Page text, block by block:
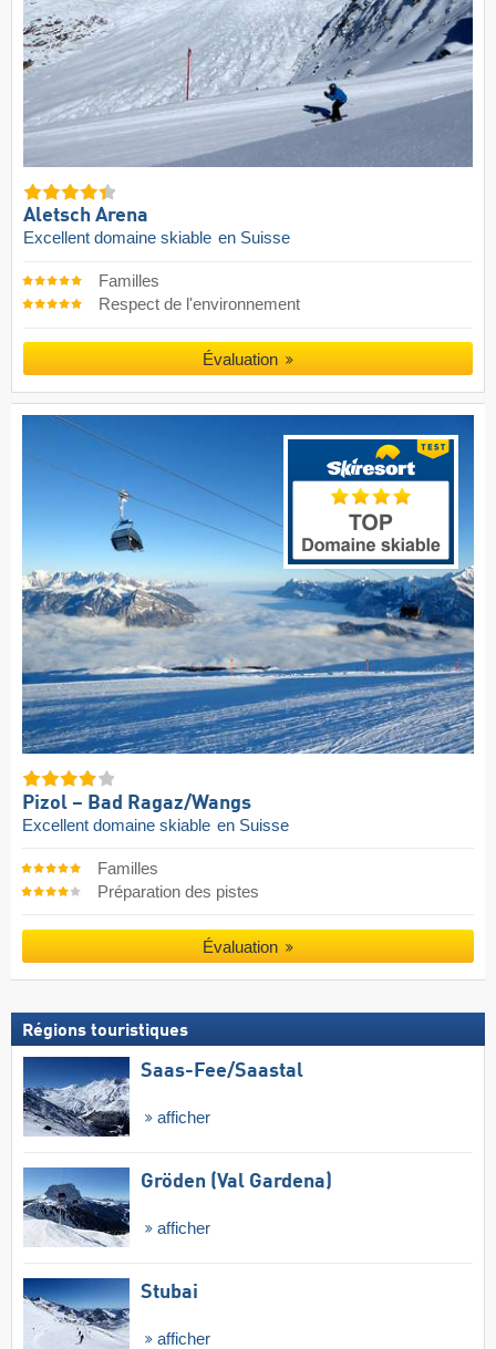
Aletsch Arena
Excellent domaine skiable en Suisse
Familles
Respect de l'environnement
Évaluation
Pizol – Bad Ragaz/​Wangs
Excellent domaine skiable en Suisse
Familles
Préparation des pistes
Évaluation
Régions touristiques
Saas-Fee/​Saastal
afficher
Gröden (Val Gardena)
afficher
Stubai
afficher